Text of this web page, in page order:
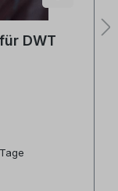
DWT
von 5 Sternen